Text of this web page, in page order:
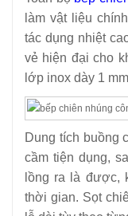
làm vật liệu
tác dụng nhiệt
vẻ hiện đại cho
lớp inox dày 1
Dung tích buồng
cầm tiện dụng,
lồng ra là được,
thời gian. Sọt